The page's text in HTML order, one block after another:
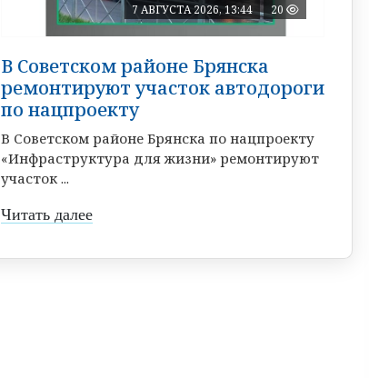
7 АВГУСТА 2026, 13:44 20
В Советском районе Брянска
ремонтируют участок автодороги
по нацпроекту
В Советском районе Брянска по нацпроекту
«Инфраструктура для жизни» ремонтируют
участок ...
Читать далее